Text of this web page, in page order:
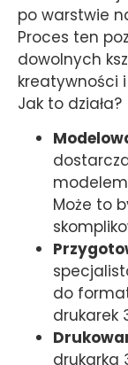
po warstwie
Proces ten
dowolnych
kreatywności
Jak to działa?
Może to
do
drukarek
drukarka